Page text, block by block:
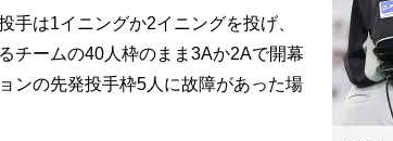
は1イニングか2イニングを投げ、
チームの40人枠のまま3Aか2Aで開幕
ンの先発投手枠5人に故障があった場